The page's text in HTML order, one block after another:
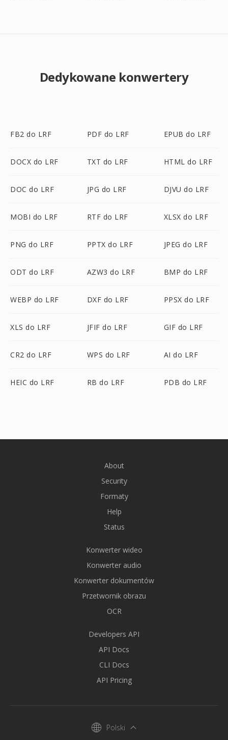
Dedykowane konwertery
FB2 do LRF PDF do LRF EPUB do LRF
DOCX do LRF TXT do LRF HTML do LRF
DOC do LRF JPG do LRF DJVU do LRF
MOBI do LRF RTF do LRF XLSX do LRF
PNG do LRF PPTX do LRF JPEG do LRF
ODT do LRF AZW3 do LRF BMP do LRF
WEBP do LRF DXF do LRF PPSX do LRF
XLS do LRF JFIF do LRF GIF do LRF
CR2 do LRF WPS do LRF AI do LRF
HEIC do LRF RB do LRF PDB do LRF
About
Security
Formaty
Help
Status
Konwerter wideo
Konwerter audio
Konwerter dokumentów
Przetwornik obrazu
OCR
Developers API
API Docs
CLI Docs
API Pricing
Polski